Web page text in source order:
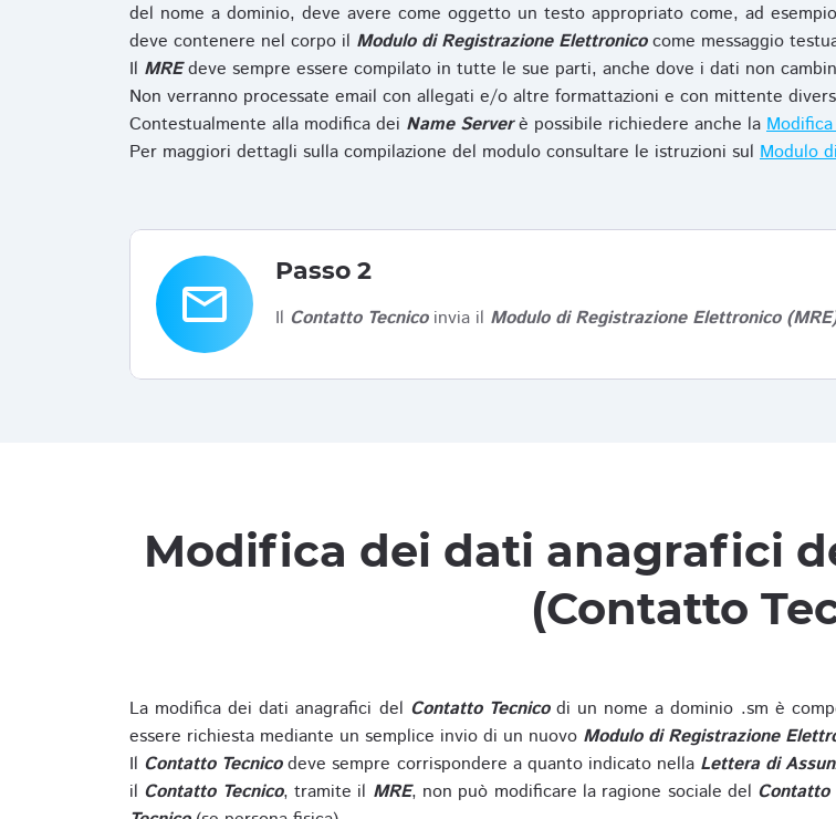
del nome a dominio, deve avere come oggetto un testo appropriato come, ad
deve contenere nel corpo il Modulo di Registrazione Elettronicocome messaggio
Il MREdeve sempre essere compilato in tutte le sue parti, anche dove i dati non
Non verranno processate email con allegati e/o altre formattazioni e con mittente
Contestualmente alla modifica dei Name Serverè possibile richiedere anche la
Per maggiori dettagli sulla compilazione del modulo consultare le istruzioni sul Modulo
email
Passo 2
Il Contatto Tecnicoinvia il Modulo di Registrazione Elettronico
Modifica dei dati anagrafici
(Contatto
La modifica dei dati anagrafici del Contatto Tecnicodi un nome a dominio .sm è
essere richiesta mediante un semplice invio di un nuovo Modulo di Registrazione
Il Contatto Tecnicodeve sempre corrispondere a quanto indicato nella Lettera di
il Contatto Tecnico, tramite il MRE, non può modificare la ragione sociale del Contatto